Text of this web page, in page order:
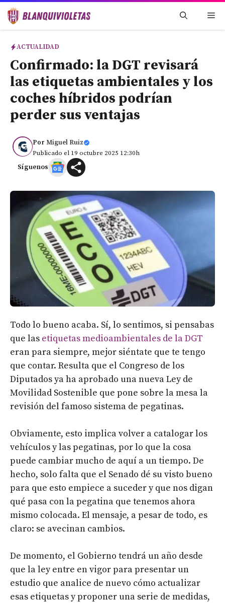
Saltar
ACTUALIDAD
Confirmado: la DGT revisará
las etiquetas ambientales y los
coches híbridos podrían
perder sus ventajas
Por Miguel Ruiz
Publicado el 19 octubre 2025 12:30h
Síguenos
Todo lo bueno acaba. Sí, lo sentimos, si pensabas
que las etiquetas medioambientales de la DGT
eran para siempre, mejor siéntate que te tengo
que contar. Resulta que el Congreso de los
Diputados ya ha aprobado una nueva Ley de
Movilidad Sostenible que pone sobre la mesa la
revisión del famoso sistema de pegatinas.
Obviamente, esto implica volver a catalogar los
vehículos y las pegatinas, por lo que la cosa
puede cambiar mucho de aquí a un tiempo. De
hecho, solo falta que el Senado dé su visto bueno
para que esto empiece a suceder y que nos digan
qué pasa con la pegatina que tenemos ahora
mismo colocada. El mensaje, a pesar de todo, es
claro: se avecinan cambios.
De momento, el Gobierno tendrá un año desde
que la ley entre en vigor para presentar un
estudio que analice de nuevo cómo actualizar
esas etiquetas y proponer una serie de medidas,